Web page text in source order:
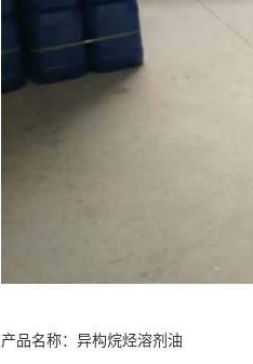
产品名称：异构烷烃溶剂油